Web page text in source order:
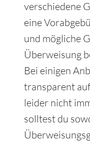
verschiedene
eine
und mögliche
Überweisung
Bei einigen
transparent
leider nicht
solltest du